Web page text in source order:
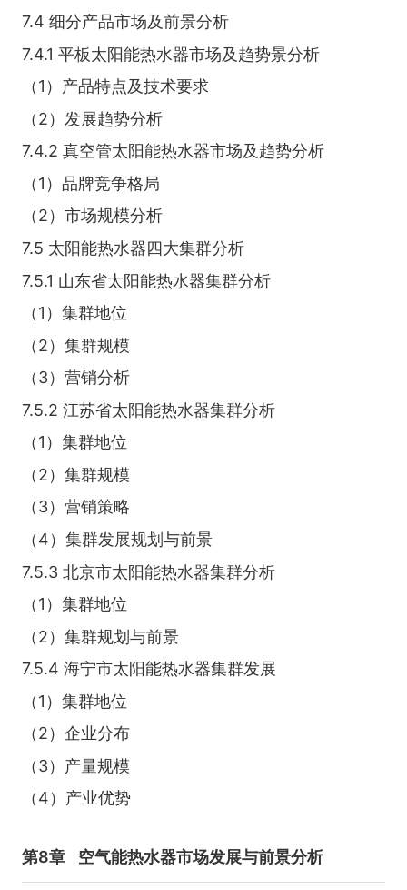
7.4 细分产品市场及前景分析
7.4.1 平板太阳能热水器市场及趋势景分析
（1）产品特点及技术要求
（2）发展趋势分析
7.4.2 真空管太阳能热水器市场及趋势分析
（1）品牌竞争格局
（2）市场规模分析
7.5 太阳能热水器四大集群分析
7.5.1 山东省太阳能热水器集群分析
（1）集群地位
（2）集群规模
（3）营销分析
7.5.2 江苏省太阳能热水器集群分析
（1）集群地位
（2）集群规模
（3）营销策略
（4）集群发展规划与前景
7.5.3 北京市太阳能热水器集群分析
（1）集群地位
（2）集群规划与前景
7.5.4 海宁市太阳能热水器集群发展
（1）集群地位
（2）企业分布
（3）产量规模
（4）产业优势
第8章 空气能热水器市场发展与前景分析